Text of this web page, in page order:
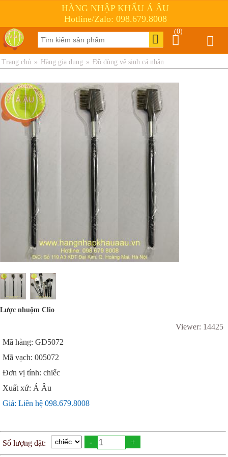
HÀNG NHẬP KHẨU Á ÂU
Hotline/Zalo: 098.679.8008
(0)
Trang chủ » Hàng gia dụng » Đồ dùng vệ sinh cá nhân
Lược nhuộm Clio
Viewer: 14425
Mã hàng: GD5072
Mã vạch: 005072
Đơn vị tính: chiếc
Xuất xứ: Á Âu
Giá: Liên hệ 098.679.8008
Số lượng đặt: - +